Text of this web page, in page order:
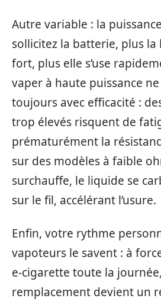
Autre variable : la
sollicitez la batterie, plus
fort, plus elle s’use
vaper à haute puissance
toujours avec efficacité :
trop élevés risquent de
prématurément la
sur des modèles à faible
surchauffe, le liquide se
sur le fil, accélérant l’usure.
Enfin, votre rythme
vapoteurs le savent : à
e-cigarette toute la
remplacement devient un